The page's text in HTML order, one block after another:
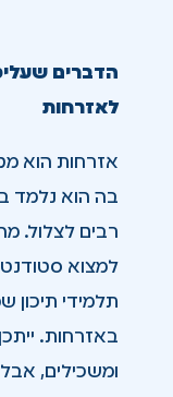
הדברים
לאזרחות
אזרחות הוא
בה הוא נלמד
רבים לצלול.
למצוא
תלמידי תיכון
באזרחות.
ומשכילים,